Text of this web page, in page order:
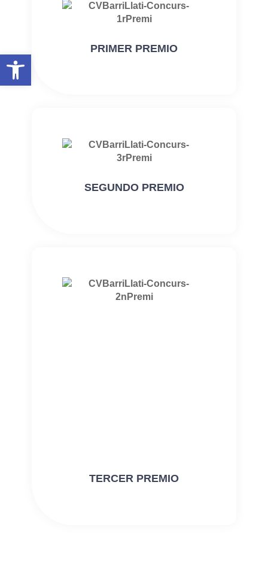
Abrir barra de herramientas
PRIMER PREMIO
SEGUNDO PREMIO
TERCER PREMIO